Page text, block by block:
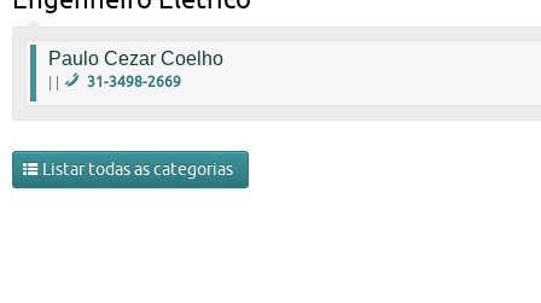
Paulo Cezar Coelho
31-3498-2669
9108-5729
|
Listar todas as categorias